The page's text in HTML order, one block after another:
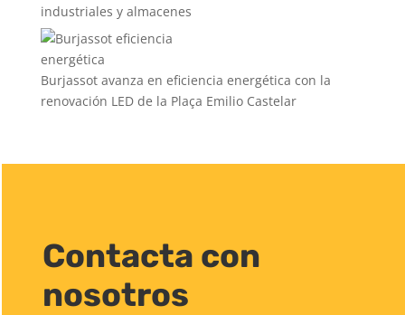
industriales y almacenes
Burjassot avanza en eficiencia energética con la
renovación LED de la Plaça Emilio Castelar
Contacta con
nosotros